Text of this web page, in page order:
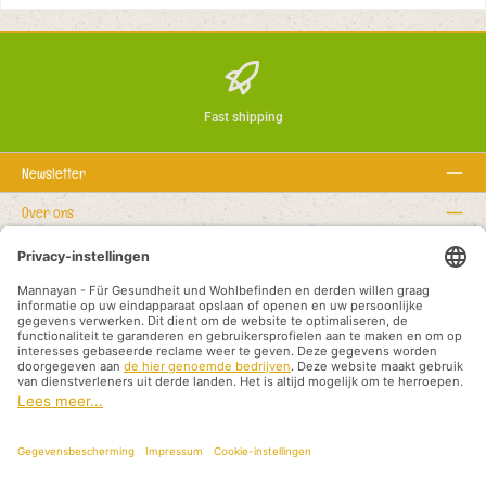
Fast shipping
Newsletter
Over ons
Rechtstexte
Service hotline
Recommended links
Betaalwijzen
Shipping methods
Impressum
Privacyverklaring